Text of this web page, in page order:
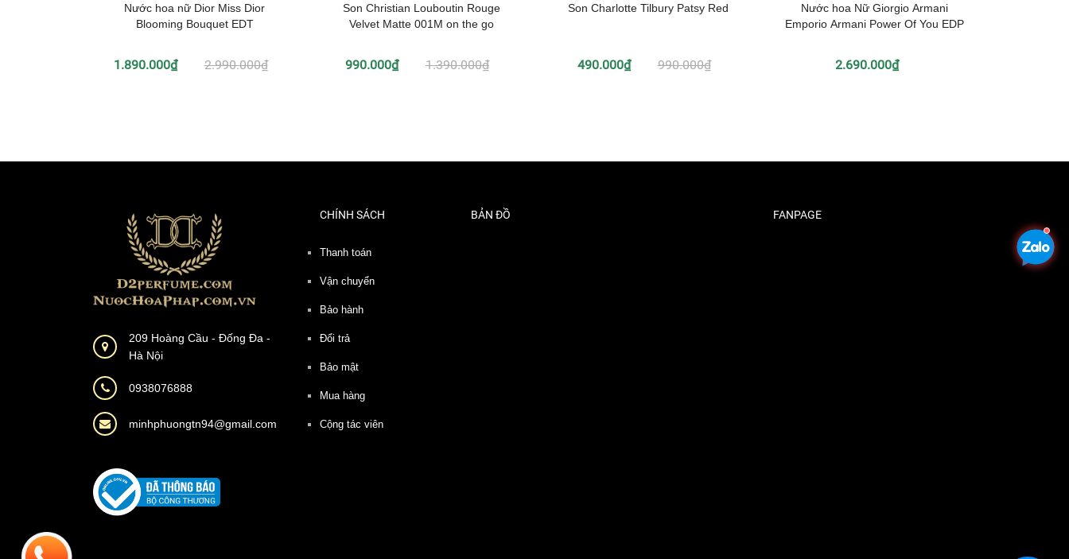
Nước hoa nữ Dior Miss Dior
Blooming Bouquet EDT
1.890.000₫ 2.990.000₫
Son Christian Louboutin Rouge
Velvet Matte 001M on the go
990.000₫ 1.390.000₫
Son Charlotte Tilbury Patsy Red
490.000₫ 990.000₫
Nước hoa Nữ Giorgio Armani
Emporio Armani Power Of You EDP
2.690.000₫
209 Hoàng Cầu - Đống Đa -
Hà Nội
0938076888
minhphuongtn94@gmail.com
CHÍNH SÁCH
Thanh toán
Vận chuyển
Bảo hành
Đổi trả
Bảo mật
Mua hàng
Cộng tác viên
BẢN ĐỒ FANPAGE